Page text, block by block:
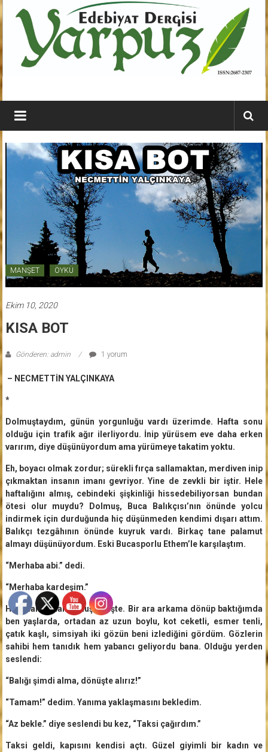
İçeriğe
geç
YARPUZ
Edebiyat
Dergisi
Kahramanmaraş'ın
MANŞET ÖYKÜ
Ekim 10, 2020
KISA BOT
Gönderen: admin 1 yorum
– NECMETTİN YALÇINKAYA
*
Dolmuştaydım, günün yorgunluğu vardı üzerimde. Hafta sonu
olduğu için trafik ağır ilerliyordu. İnip yürüsem eve daha erken
varırım, diye düşünüyordum ama yürümeye takatim yoktu.
Eh, boyacı olmak zordur; sürekli fırça sallamaktan, merdiven inip
çıkmaktan insanın imanı gevriyor. Yine de zevkli bir iştir. Hele
haftalığını almış, cebindeki şişkinliği hissedebiliyorsan bundan
ötesi olur muydu? Dolmuş, Buca Balıkçısı’nın önünde yolcu
indirmek için durduğunda hiç düşünmeden kendimi dışarı attım.
Balıkçı tezgâhının önünde kuyruk vardı. Birkaç tane palamut
almayı düşünüyordum. Eski Bucasporlu Ethem’le karşılaştım.
“Merhaba abi.” dedi.
“Merhaba kardeşim.”
Havadan sudan konuştuk işte. Bir ara arkama dönüp baktığımda
ben yaşlarda, ortadan az uzun boylu, kot ceketli, esmer tenli,
çatık kaşlı, simsiyah iki gözün beni izlediğini gördüm. Gözlerin
sahibi hem tanıdık hem yabancı geliyordu bana. Olduğu yerden
seslendi:
“Balığı şimdi alma, dönüşte alırız!”
“Tamam!” dedim. Yanıma yaklaşmasını bekledim.
“Az bekle.” diye seslendi bu kez, “Taksi çağırdım.”
Taksi geldi, kapısını kendisi açtı. Güzel giyimli bir kadın ve